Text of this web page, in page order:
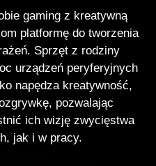
gaming z kreatywną
platformę do tworzenia
Sprzęt z rodziny
urządzeń peryferyjnych
napędza kreatywność,
pozwalając
ich wizję zwycięstwa
jak i w pracy.